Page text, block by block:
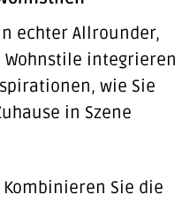
echter Allrounder,
integrieren
wie Sie
in Szene
Kombinieren Sie die